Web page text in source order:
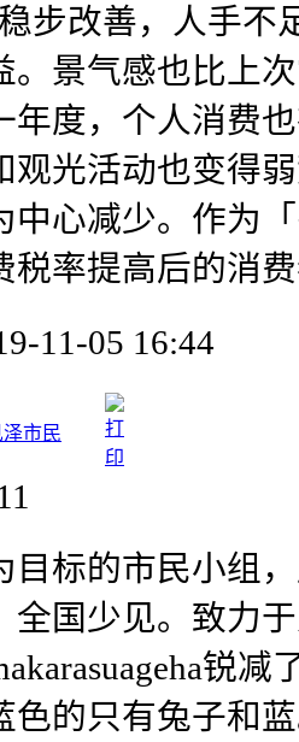
步改善，人手不
。景气感也比上
年度，个人消费
观光活动也变得
中心减少。作为
税率提高后的消
11-05 16:44
市民
目标的市民小组
全国少见。致力
锐
色的只有兔子和